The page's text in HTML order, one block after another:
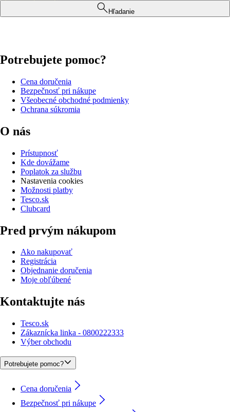
Hľadanie
Potrebujete pomoc?
Cena doručenia
Bezpečnosť pri nákupe
Všeobecné obchodné podmienky
Ochrana súkromia
O nás
Prístupnosť
Kde dovážame
Poplatok za službu
Nastavenia cookies
Možnosti platby
Tesco.sk
Clubcard
Pred prvým nákupom
Ako nakupovať
Registrácia
Objednanie doručenia
Moje obľúbené
Kontaktujte nás
Tesco.sk
Zákaznícka linka - 0800222333
Výber obchodu
Potrebujete pomoc?
Cena doručenia
Bezpečnosť pri nákupe